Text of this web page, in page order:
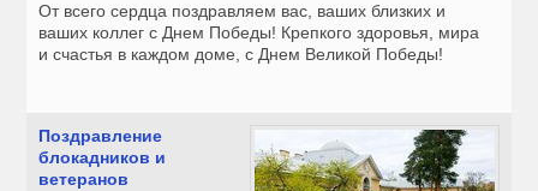
От всего сердца поздравляем вас, ваших близких и
ваших коллег с Днем Победы! Крепкого здоровья, мира
и счастья в каждом доме, с Днем Великой Победы!
Поздравление
блокадников и
ветеранов